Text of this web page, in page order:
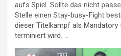
aufs Spiel. Sollte das nicht
Stelle einen Stay-busy-Fight
dieser Titelkampf als Mandatory
terminiert wird. …